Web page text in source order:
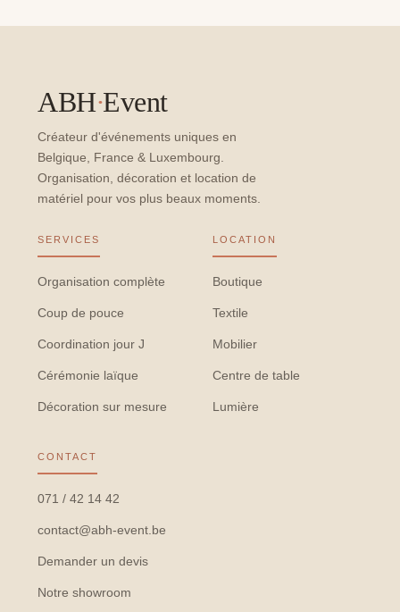
ABH·Event
Créateur d'événements uniques en
Belgique, France & Luxembourg.
Organisation, décoration et location de
matériel pour vos plus beaux moments.
SERVICES
Organisation complète
Coup de pouce
Coordination jour J
Cérémonie laïque
Décoration sur mesure
LOCATION
Boutique
Textile
Mobilier
Centre de table
Lumière
CONTACT
071 / 42 14 42
contact@abh-event.be
Demander un devis
Notre showroom